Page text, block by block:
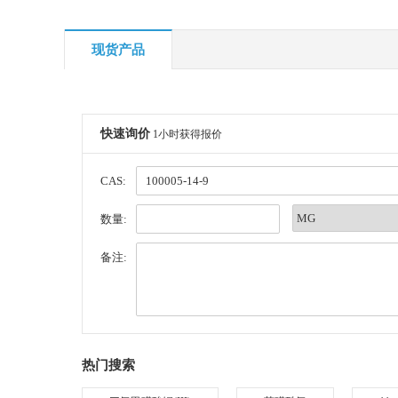
现货产品
快速询价 1小时获得报价
CAS:
数量:
备注:
热门搜索